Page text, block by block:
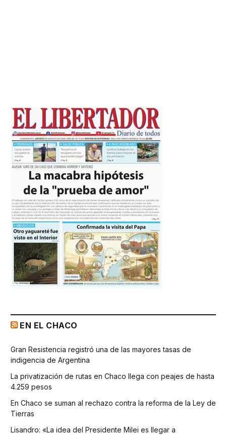
EN EL CHACO
Gran Resistencia registró una de las mayores tasas de
indigencia de Argentina
La privatización de rutas en Chaco llega con peajes de hasta
4.259 pesos
En Chaco se suman al rechazo contra la reforma de la Ley de
Tierras
Lisandro: «La idea del Presidente Milei es llegar a